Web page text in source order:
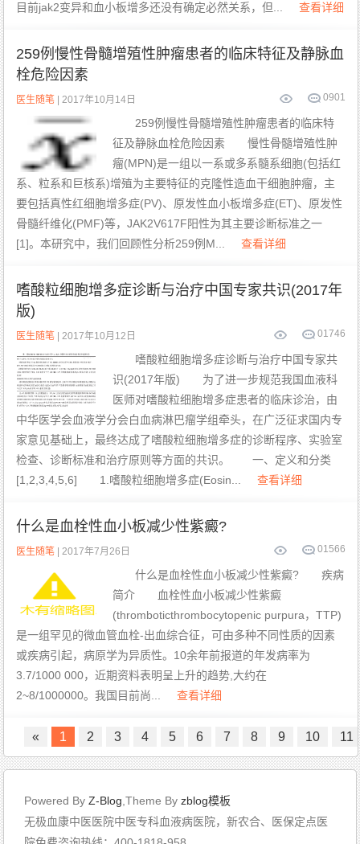
目前jak2变异和血小板增多还没有确定必然关系，但...
查看详细
259例慢性骨髓增殖性肿瘤患者的临床特征及静脉血
栓危险因素
901
0
医生随笔 | 2017年10月14日
259例慢性骨髓增殖性肿瘤患者的临床特
征及静脉血栓危险因素 慢性骨髓增殖性肿
瘤(MPN)是一组以一系或多系髓系细胞(包括红
系、粒系和巨核系)增殖为主要特征的克隆性造血干细胞肿瘤，主
要包括真性红细胞增多症(PV)、原发性血小板增多症(ET)、原发性
骨髓纤维化(PMF)等，JAK2V617F阳性为其主要诊断标准之一
[1]。本研究中，我们回顾性分析259例M...
查看详细
嗜酸粒细胞增多症诊断与治疗中国专家共识(2017年
版)
1746
0
医生随笔 | 2017年10月12日
嗜酸粒细胞增多症诊断与治疗中国专家共
识(2017年版) 为了进一步规范我国血液科
医师对嗜酸粒细胞增多症患者的临床诊治，由
中华医学会血液学分会白血病淋巴瘤学组牵头，在广泛征求国内专
家意见基础上，最终达成了嗜酸粒细胞增多症的诊断程序、实验室
检查、诊断标准和治疗原则等方面的共识。 一、定义和分类
[1,2,3,4,5,6] 1.嗜酸粒细胞增多症(Eosin...
查看详细
什么是血栓性血小板减少性紫癜?
1566
0
医生随笔 | 2017年7月26日
什么是血栓性血小板减少性紫癜? 疾病
简介 血栓性血小板减少性紫癜
(thromboticthrombocytopenic purpura，TTP)
是一组罕见的微血管血栓-出血综合征，可由多种不同性质的因素
或疾病引起，病原学为异质性。10余年前报道的年发病率为
3.7/1000 000，近期资料表明呈上升的趋势,大约在
2~8/1000000。我国目前尚...
查看详细
« 1 2 3 4 5 6 7 8 9 10 11
Powered ByZ-Blog ,Theme Byzblog模板
无极血康中医医院中医专科血液病医院，新农合、医保定点医